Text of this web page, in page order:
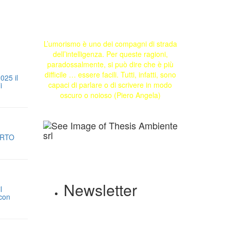
il
L’umorismo è uno dei compagni di strada
dell’intelligenza. Per queste ragioni,
paradossalmente, si può dire che è più
difficile … essere facili. Tutti, infatti, sono
capaci di parlare o di scrivere in modo
oscuro o noioso (Piero Angela)
Newsletter